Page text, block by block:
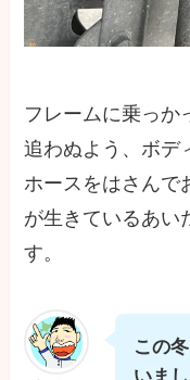
フレームに乗っか
追わぬよう、ボデ
ホースをはさんで
が生きているあい
す。
この